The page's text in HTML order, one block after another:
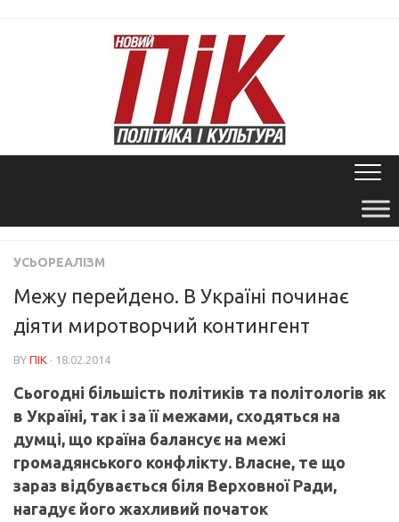
УСЬОРЕАЛІЗМ
Межу перейдено. В Україні починає
діяти миротворчий контингент
BY ПІК · 18.02.2014
Сьогодні більшість політиків та політологів як
в Україні, так і за її межами, сходяться на
думці, що країна балансує на межі
громадянського конфлікту. Власне, те що
зараз відбувається біля Верховної Ради,
нагадує його жахливий початок